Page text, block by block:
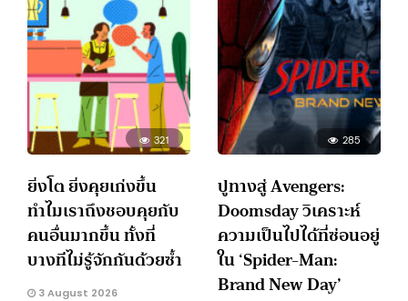
321
ยิ่งโต ยิ่งคุยเก่งขึ้น
ทำไมเราถึงชอบคุยกับ
คนอื่นมากขึ้น ทั้งที่
บางทีไม่รู้จักกันด้วยซ้ำ
3 August 2026
285
ปูทางสู่ Avengers:
Doomsday วิเคราะห์
ความเป็นไปได้ที่ซ่อนอยู่
ใน ‘Spider-Man:
Brand New Day’